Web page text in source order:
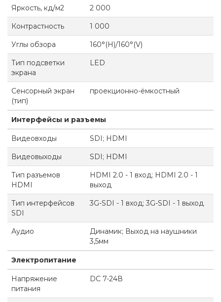
Яркость, кд/м2 2 000
Контрастность 1 000
Углы обзора 160°(H)/160°(V)
Тип подсветки
экрана
LED
Сенсорный экран
(тип)
проекционно-ёмкостный
Интерфейсы и разъемы
Видеовходы SDI; HDMI
Видеовыходы SDI; HDMI
Тип разъемов
HDMI
HDMI 2.0 - 1 вход; HDMI 2.0 - 1
выход
Тип интерфейсов
SDI
3G-SDI - 1 вход; 3G-SDI - 1 выход
Аудио
Динамик; Выход на наушники
3,5мм
Электропитание
Напряжение
питания
DC 7-24В